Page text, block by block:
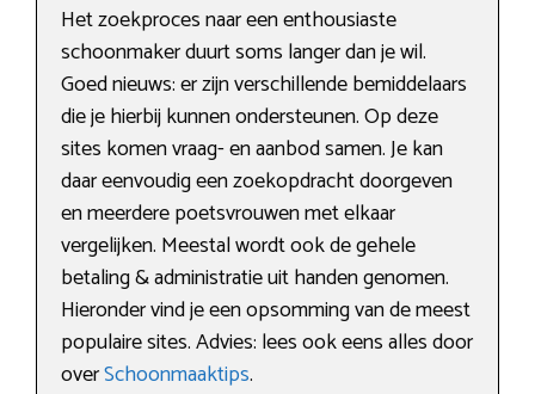
Het zoekproces naar een enthousiaste
schoonmaker duurt soms langer dan je wil.
Goed nieuws: er zijn verschillende bemiddelaars
die je hierbij kunnen ondersteunen. Op deze
sites komen vraag- en aanbod samen. Je kan
daar eenvoudig een zoekopdracht doorgeven
en meerdere poetsvrouwen met elkaar
vergelijken. Meestal wordt ook de gehele
betaling & administratie uit handen genomen.
Hieronder vind je een opsomming van de meest
populaire sites. Advies: lees ook eens alles door
overSchoonmaaktips.